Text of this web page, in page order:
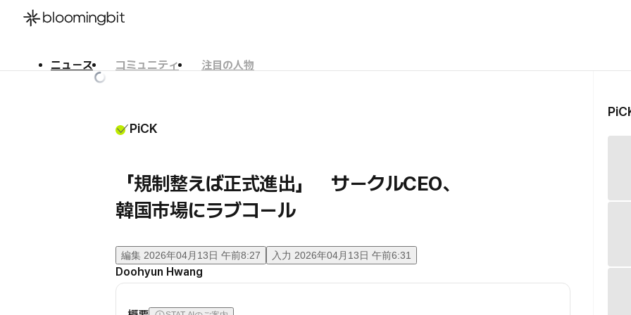
ニュース コミュニティ
注目の人物
PiCK
「規制整えば正式進出」 サークルCEO、
韓国市場にラブコール
編集 2026年04月13日 午前8:27 入力 2026年04月13日 午前6:31
Doohyun Hwang